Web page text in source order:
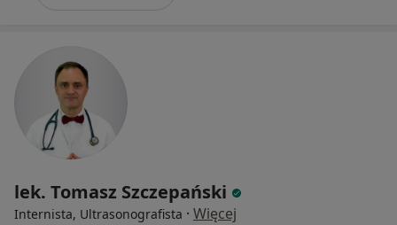
lek. Tomasz Szczepański
Internista, Ultrasonografista · Więcej